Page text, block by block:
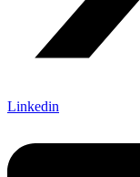
Linkedin